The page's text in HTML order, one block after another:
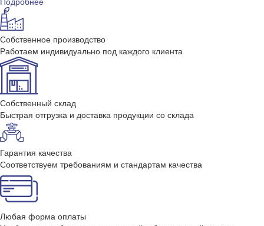
Собственное производство
Работаем индивидуально под каждого клиента
Собственный склад
Быстрая отгрузка и доставка продукции со склада
Гарантия качества
Соответствуем требованиям и стандартам качества
Любая форма оплаты